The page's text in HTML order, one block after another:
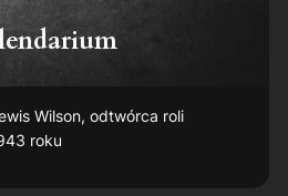
Wilson, odtwórca roli
roku